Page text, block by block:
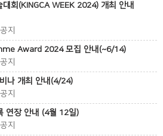
회(KINGCA WEEK 2024) 개최 안내
지
Award 2024 모집 안내(~6/14)
지
나 개최 안내(4/24)
지
연장 안내 (4월 12일)
지